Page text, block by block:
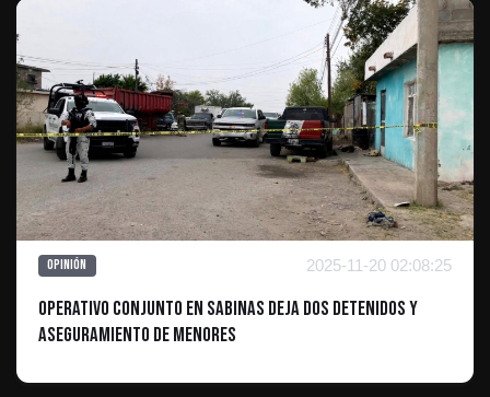
Opinión 2025-11-20 02:08:25
Operativo Conjunto en Sabinas Deja Dos Detenidos y
Aseguramiento de Menores